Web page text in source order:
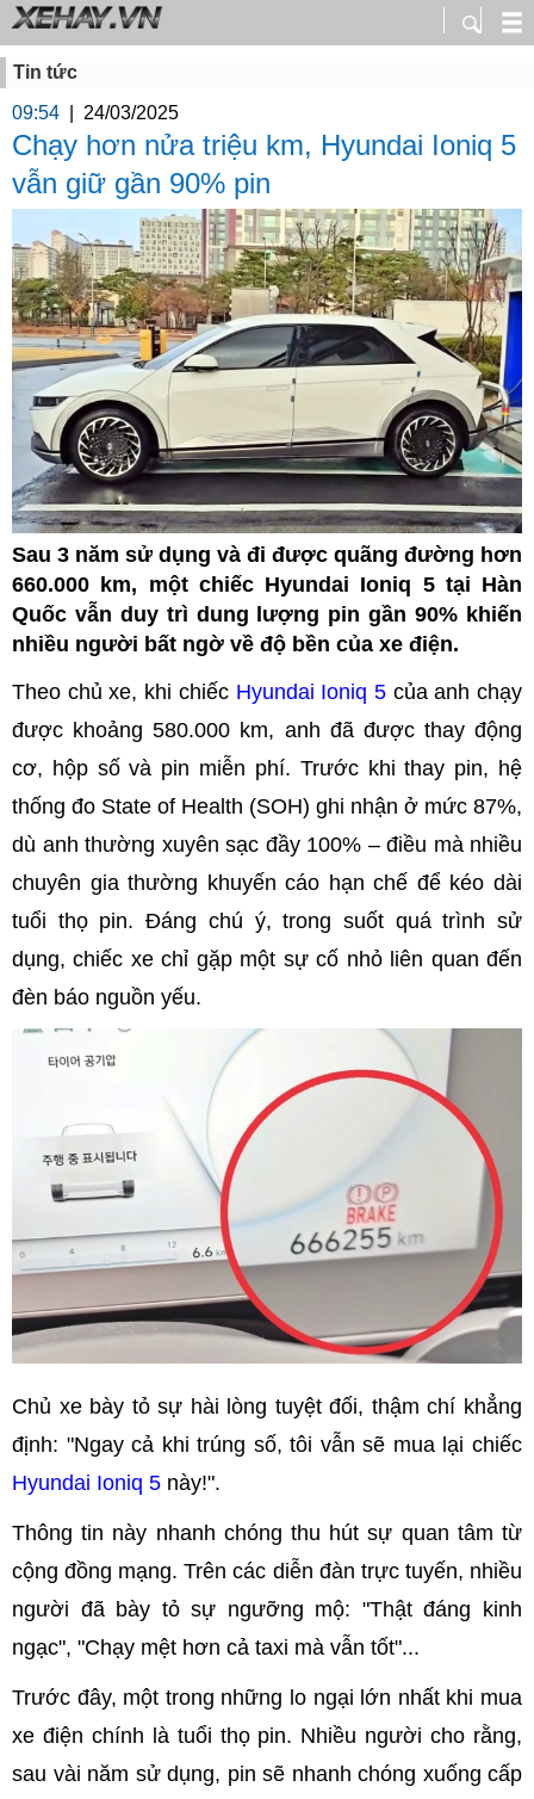
Tin tức
09:54
24/03/2025
Chạy hơn nửa triệu km, Hyundai Ioniq 5
vẫn giữ gần 90% pin
Sau 3 năm sử dụng và đi được quãng đường hơn
660.000 km, một chiếc Hyundai Ioniq 5 tại Hàn
Quốc vẫn duy trì dung lượng pin gần 90% khiến
nhiều người bất ngờ về độ bền của xe điện.
Theo chủ xe, khi chiếc Hyundai Ioniq 5của anh chạy
được khoảng 580.000 km, anh đã được thay động
cơ, hộp số và pin miễn phí. Trước khi thay pin, hệ
thống đo State of Health (SOH) ghi nhận ở mức 87%,
dù anh thường xuyên sạc đầy 100% – điều mà nhiều
chuyên gia thường khuyến cáo hạn chế để kéo dài
tuổi thọ pin. Đáng chú ý, trong suốt quá trình sử
dụng, chiếc xe chỉ gặp một sự cố nhỏ liên quan đến
đèn báo nguồn yếu.
Chủ xe bày tỏ sự hài lòng tuyệt đối, thậm chí khẳng
định: "Ngay cả khi trúng số, tôi vẫn sẽ mua lại chiếc
Hyundai Ioniq 5 này!".
Thông tin này nhanh chóng thu hút sự quan tâm từ
cộng đồng mạng. Trên các diễn đàn trực tuyến, nhiều
người đã bày tỏ sự ngưỡng mộ: "Thật đáng kinh
ngạc", "Chạy mệt hơn cả taxi mà vẫn tốt"...
Trước đây, một trong những lo ngại lớn nhất khi mua
xe điện chính là tuổi thọ pin. Nhiều người cho rằng,
sau vài năm sử dụng, pin sẽ nhanh chóng xuống cấp